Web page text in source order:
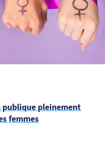
publique pleinement
femmes